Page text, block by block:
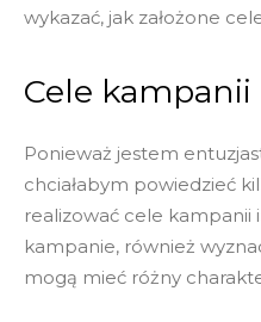
wykazać, jak założone
Cele
Ponieważ jestem
chciałabym powiedzieć
realizować cele kampanii
kampanie, również
mogą mieć różny